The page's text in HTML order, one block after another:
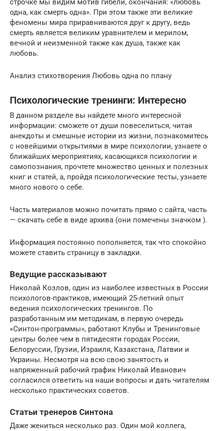
строчке мы видим мотив гибели, окончания: «любовь
одна, как смерть одна». При этом также эти великие
феномены мира приравниваются друг к другу, ведь
смерть является великим уравнителем и мерилом,
вечной и неизменной также как душа, также как
любовь.
Анализ стихотворения Любовь одна по плану
Психологические тренинги: Интересно
В данном разделе вы найдете много интересной
информации: сможете от души повеселиться, читая
анекдоты и смешные истории из жизни, познакомитесь
с новейшими открытиями в мире психологии, узнаете о
ближайших мероприятиях, касающихся психологии и
самопознания, прочтете множество ценных и полезных
книг и статей, а, пройдя психологические тесты, узнаете
много нового о себе.
Часть материалов можно почитать прямо с сайта, часть
— скачать себе в виде архива (они помечены значком ).
Информация постоянно пополняется, так что спокойно
можете ставить страницу в закладки.
Ведущие рассказывают
Николай Козлов, один из наиболее известных в России
психологов-практиков, имеющий 25-летний опыт
ведения психологических тренингов. По
разработанным им методикам, в первую очередь
«Синтон-программы», работают Клубы и Тренинговые
центры более чем в пятидесяти городах России,
Белоруссии, Грузии, Израиля, Казахстана, Латвии и
Украины. Несмотря на всю свою занятость и
напряженный рабочий график Николай Иванович
согласился ответить на наши вопросы и дать читателям
несколько практических советов.
Статьи тренеров Синтона
Даже жениться несколько раз. Один мой коллега,